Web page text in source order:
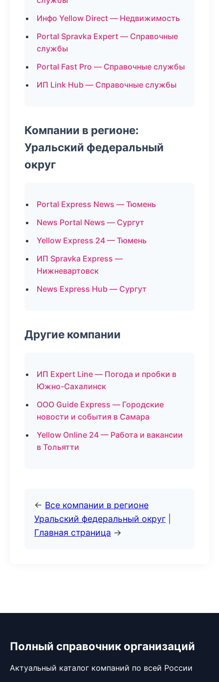
Инфо Yellow Direct — Недвижимость
Portal Spravka Expert — Справочные
службы
Portal Fast Pro — Справочные службы
ИП Link Hub — Справочные службы
Компании в регионе:
Уральский федеральный
округ
Portal Express News — Тюмень
News Portal News — Сургут
Yellow Express 24 — Тюмень
ИП Spravka Express —
Нижневартовск
News Express Hub — Сургут
Другие компании
ИП Expert Line — Погода и пробки в
Южно-Сахалинск
ООО Guide Express — Городские
новости и события в Самара
Yellow Online 24 — Работа и вакансии
в Тольятти
← Все компании в регионе
Уральский федеральный округ
Главная страница →
Полный справочник организаций
Актуальный каталог компаний по всей России